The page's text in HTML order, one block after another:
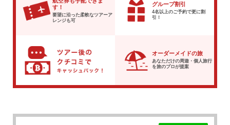
す！
要望に沿った柔軟なツアーア
レンジも可
グループ割引
4名以上のご予約で更に割
引！
オーダーメイドの旅
あなただけの周遊・個人旅行
を旅のプロが提案